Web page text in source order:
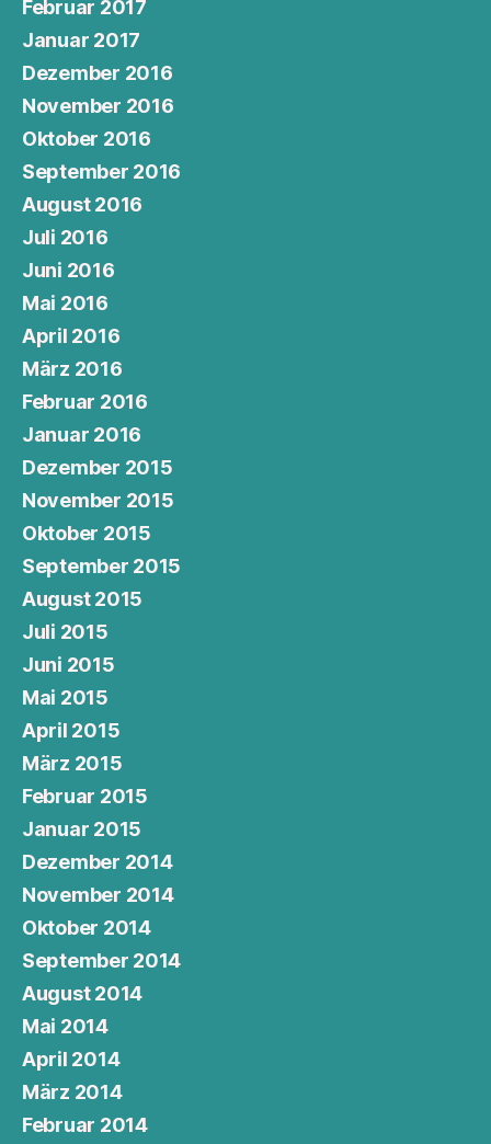
Februar 2017
Januar 2017
Dezember 2016
November 2016
Oktober 2016
September 2016
August 2016
Juli 2016
Juni 2016
Mai 2016
April 2016
März 2016
Februar 2016
Januar 2016
Dezember 2015
November 2015
Oktober 2015
September 2015
August 2015
Juli 2015
Juni 2015
Mai 2015
April 2015
März 2015
Februar 2015
Januar 2015
Dezember 2014
November 2014
Oktober 2014
September 2014
August 2014
Mai 2014
April 2014
März 2014
Februar 2014